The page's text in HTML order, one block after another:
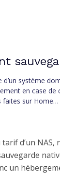
d’un système
en case de
faites sur Home…
d’un
un